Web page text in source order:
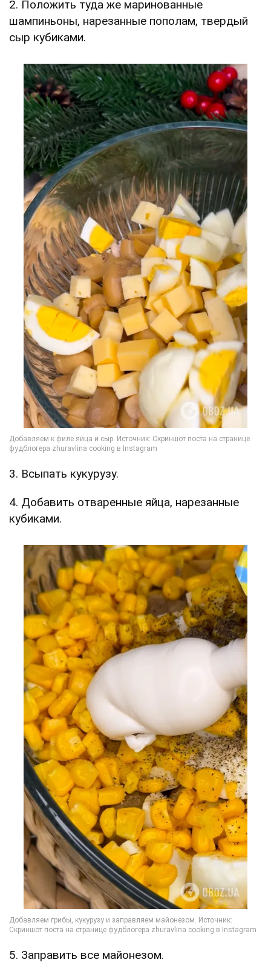
2. Положить туда же маринованные
шампиньоны, нарезанные пополам, твердый
сыр кубиками.
3. Всыпать кукурузу.
4. Добавить отваренные яйца, нарезанные
кубиками.
5. Заправить все майонезом.